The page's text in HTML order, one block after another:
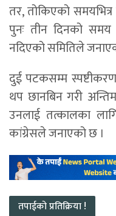
तर, तोकिएको
पुनः तीन दिनको समय
नदिएको समितिले
दुई पटकसम्म
थप छानबिन गरी अन्तिम
उनलाई तत्कालका
कांग्रेसले जनाएको छ ।
तपाईको प्रतिक्रिया !